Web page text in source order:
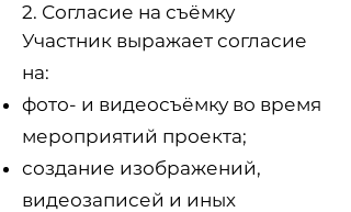
2. Согласие на съёмку
Участник выражает согласие
на:
фото- и видеосъёмку во время
мероприятий проекта;
создание изображений,
видеозаписей и иных